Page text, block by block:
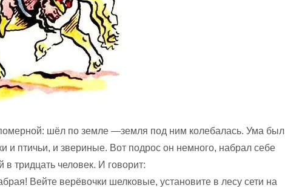
шёл по земле —земля под ним колебалась. Ума был
и птичьи, и звериные. Вот подрос он немного, набрал себе
тридцать человек. И говорит:
Вейте верёвочки шелковые, установите в лесу сети на